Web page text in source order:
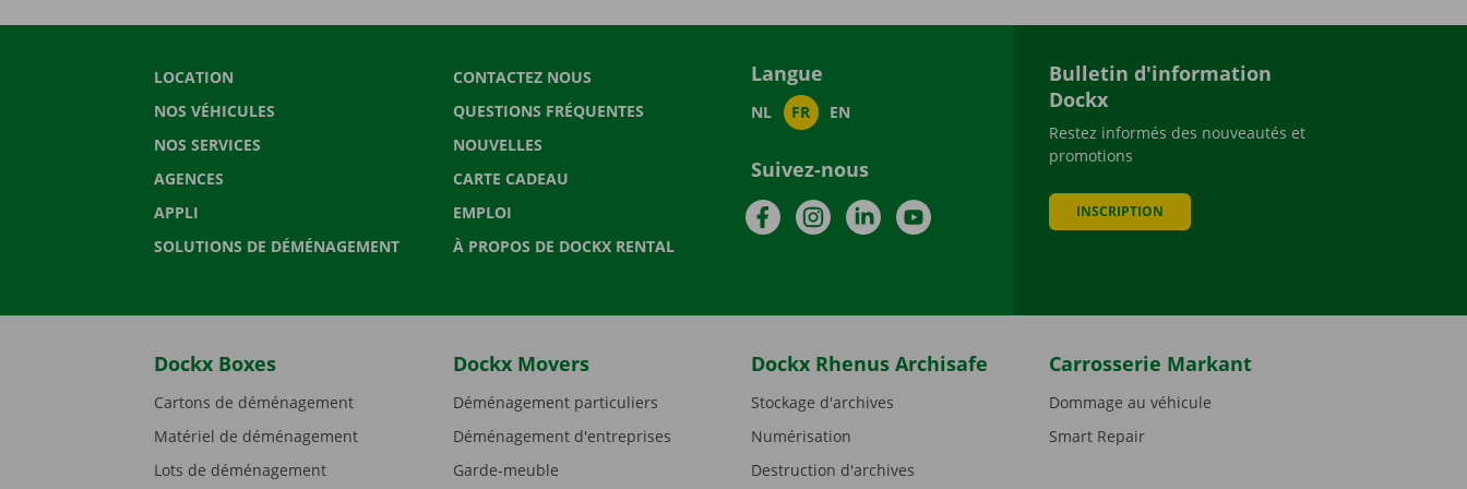
LOCATION
NOS VÉHICULES
NOS SERVICES
AGENCES
APPLI
SOLUTIONS DE DÉMÉNAGEMENT
CONTACTEZ NOUS
QUESTIONS FRÉQUENTES
NOUVELLES
CARTE CADEAU
EMPLOI
À PROPOS DE DOCKX RENTAL
Langue
NL FR EN
Suivez-nous
FacebookInstagramLinkedInYouTube
Bulletin d'information
Dockx
Restez informés des nouveautés et
promotions
INSCRIPTION
Dockx Boxes
Cartons de déménagement
Matériel de déménagement
Lots de déménagement
Dockx Movers
Déménagement particuliers
Déménagement d'entreprises
Garde-meuble
Dockx Rhenus Archisafe
Stockage d'archives
Numérisation
Destruction d'archives
Carrosserie Markant
Dommage au véhicule
Smart Repair